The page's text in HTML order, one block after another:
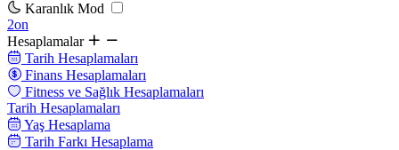
Karanlık Mod
2on
Hesaplamalar
Tarih Hesaplamaları
Finans Hesaplamaları
Fitness ve Sağlık Hesaplamaları
Tarih Hesaplamaları
Yaş Hesaplama
Tarih Farkı Hesaplama